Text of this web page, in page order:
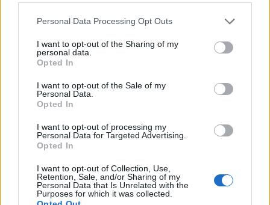
Personal Data Processing Opt Outs
I want to opt-out of the Sharing of my
personal data.
Opted In
I want to opt-out of the Sale of my
Personal Data.
Opted In
I want to opt-out of processing my
Personal Data for Targeted Advertising.
Opted In
I want to opt-out of Collection, Use,
Retention, Sale, and/or Sharing of my
Personal Data that Is Unrelated with the
Purposes for which it was collected.
spolku na obnovu Svatohorských sadů
Radek Ctibor - 8. 12. 2023